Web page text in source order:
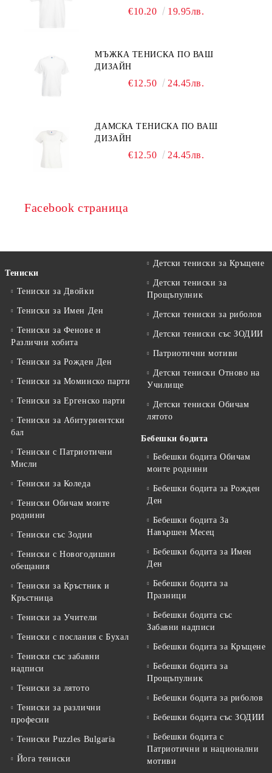
€10.20 19.95лв.
МЪЖКА ТЕНИСКА ПО ВАШ
ДИЗАЙН
€12.50 24.45лв.
ДАМСКА ТЕНИСКА ПО ВАШ
ДИЗАЙН
€12.50 24.45лв.
Facebook страница
Тениски
Тениски за Двойки
Тениски за Имен Ден
Тениски за Фенове и
Различни хобита
Тениски за Рожден Ден
Тениски за Mоминско парти
Тениски за Eргенско парти
Тениски за Aбитуриентски
бал
Тениски с Патриотични
Мисли
Тениски за Коледа
Тениски Обичам моите
роднини
Тениски със Зодии
Тениски с Новогодишни
обещания
Тениски за Кръстник и
Кръстница
Тениски за Учители
Тениски с послания с Бухал
Тениски със забавни
надписи
Тениски за лятото
Тениски за различни
професии
Тениски Puzzles Bulgaria
Йога тениски
Детски тениски за Кръщене
Детски тениски за
Прощъпулник
Детски тениски за риболов
Детски тениски със ЗОДИИ
Патриотични мотиви
Детски тениски Отново на
Училище
Детски тениски Обичам
лятото
Бебешки бодита
Бебешки бодита Обичам
моите роднини
Бебешки бодита за Рожден
Ден
Бебешки бодита За
Навършен Месец
Бебешки бодита за Имен
Ден
Бебешки бодита за
Празници
Бебешки бодита със
Забавни надписи
Бебешки бодита за Кръщене
Бебешки бодита за
Прощъпулник
Бебешки бодита за риболов
Бебешки бодита със ЗОДИИ
Бебешки бодита с
Патриотични и национални
мотиви